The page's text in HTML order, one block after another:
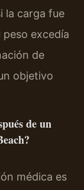
la carga fue
excedía
de
objetivo
de un
médica es